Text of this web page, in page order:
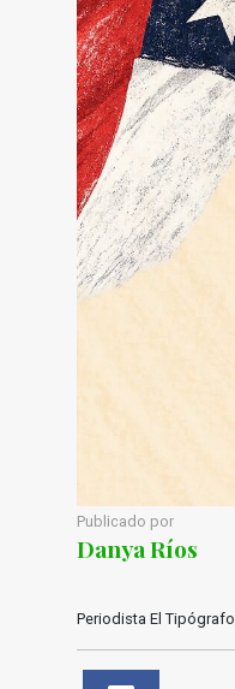
Publicado por
Danya Ríos
Periodista El Tipógrafo